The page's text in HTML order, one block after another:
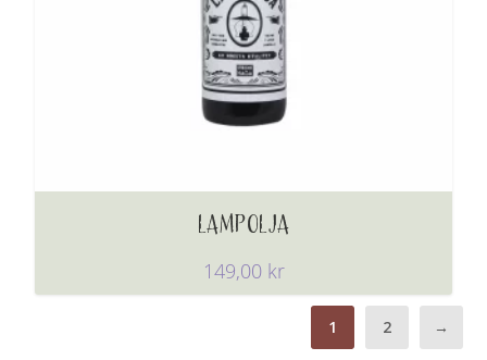
LAMPOLJA
149,00 kr
1 2 →